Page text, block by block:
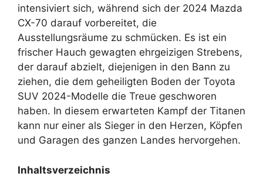
intensiviert sich, während sich der 2024 Mazda
CX-70 darauf vorbereitet, die
Ausstellungsräume zu schmücken. Es ist ein
frischer Hauch gewagten ehrgeizigen Strebens,
der darauf abzielt, diejenigen in den Bann zu
ziehen, die dem geheiligten Boden der Toyota
SUV 2024-Modelle die Treue geschworen
haben. In diesem erwarteten Kampf der Titanen
kann nur einer als Sieger in den Herzen, Köpfen
und Garagen des ganzen Landes hervorgehen.
Inhaltsverzeichnis